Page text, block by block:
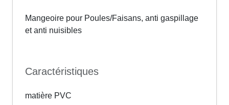
Mangeoire pour Poules/Faisans, anti gaspillage
et anti nuisibles
Caractéristiques
matière PVC